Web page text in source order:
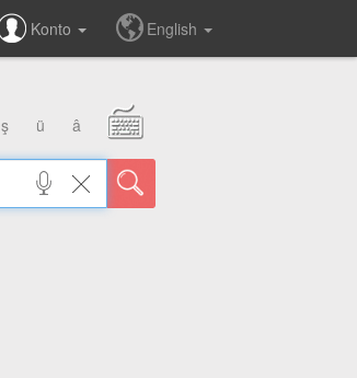
Konto English
ş ü â